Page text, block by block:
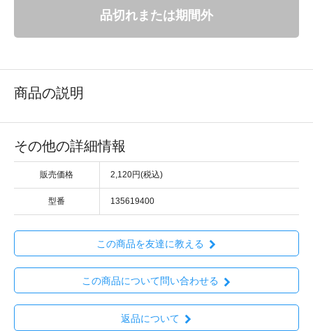
品切れまたは期間外
商品の説明
その他の詳細情報
販売価格 2,120円(税込)
型番 135619400
この商品を友達に教える
この商品について問い合わせる
返品について